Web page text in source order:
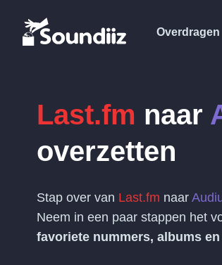
Overdragen
Last.fm naar
overzetten
Stap over van Last.fm naar
Neem in een paar stappen het
favoriete nummers, albums